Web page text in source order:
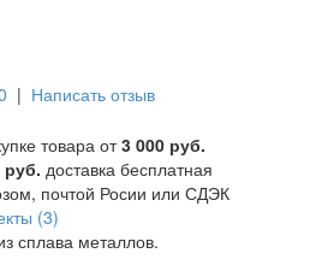
| Написать отзыв
товара от3 000 руб.
руб. доставка бесплатная
почтой Росии или СДЭК
(3)
сплава металлов.